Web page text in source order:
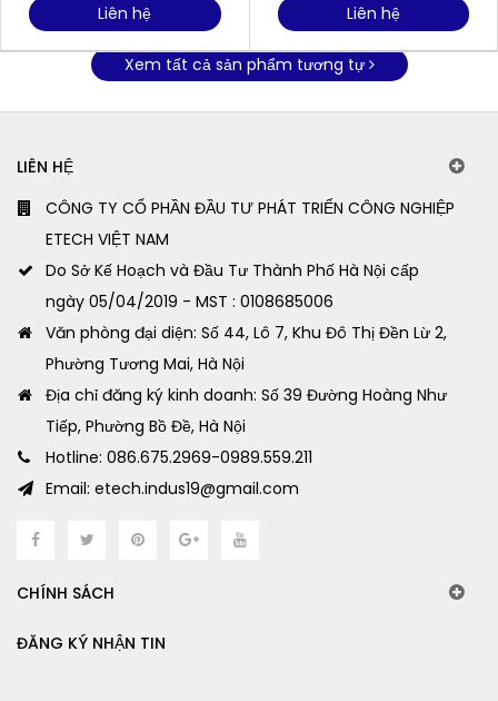
Liên hệ Liên hệ
Xem tất cả sản phẩm tương tự
LIÊN HỆ
CÔNG TY CỔ PHẦN ĐẦU TƯ PHÁT TRIỂN CÔNG NGHIỆP
ETECH VIỆT NAM
Do Sở Kế Hoạch và Đầu Tư Thành Phố Hà Nội cấp
ngày 05/04/2019 - MST : 0108685006
Văn phòng đại diện: Số 44, Lô 7, Khu Đô Thị Đền Lừ 2,
Phường Tương Mai, Hà Nội
Địa chỉ đăng ký kinh doanh: Số 39 Đường Hoàng Như
Tiếp, Phường Bồ Đề, Hà Nội
Hotline: 086.675.2969-0989.559.211
Email: etech.indus19@gmail.com
CHÍNH SÁCH
ĐĂNG KÝ NHẬN TIN